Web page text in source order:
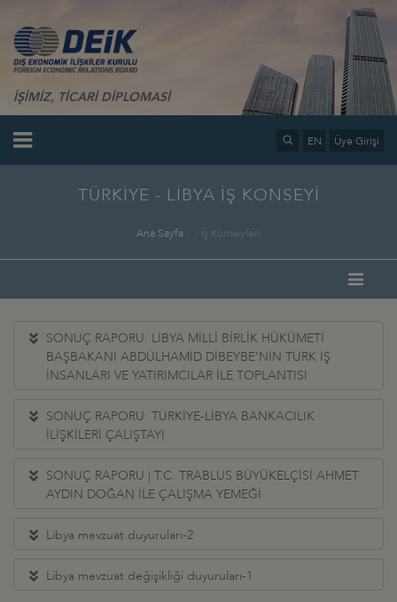
İŞİMİZ, TİCARİ DİPLOMASİ
EN Üye Girişi
TÜRKİYE - LİBYA İŞ KONSEYİ
Ana Sayfa İş Konseyleri
SONUÇ RAPORU: LİBYA MİLLİ BİRLİK HÜKÜMETİ
BAŞBAKANI ABDÜLHAMİD DİBEYBE’NİN TÜRK İŞ
İNSANLARI VE YATIRIMCILAR İLE TOPLANTISI
SONUÇ RAPORU: TÜRKİYE-LİBYA BANKACILIK
İLİŞKİLERİ ÇALIŞTAYI
SONUÇ RAPORU | T.C. TRABLUS BÜYÜKELÇİSİ AHMET
AYDIN DOĞAN İLE ÇALIŞMA YEMEĞİ
Libya mevzuat duyuruları-2
Libya mevzuat değişikliği duyuruları-1